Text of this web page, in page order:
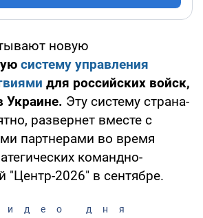
новую
систему управления
для российских войск,
Украине. Эту систему страна-
развернет вместе с
партнерами во время
командно-
"Центр-2026" в сентябре.
дня